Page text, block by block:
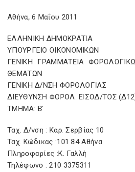
Αθήνα, 6 Μαΐου 2011
ΕΛΛΗΝΙΚΗ ΔΗΜΟΚΡΑΤΙΑ
ΥΠΟΥΡΓΕΙΟ ΟΙΚΟΝΟΜΙΚΩΝ
ΓΕΝΙΚΗ ΓΡΑΜΜΑΤΕΙΑ
ΘEMΑΤΩΝ
ΓΕΝΙΚΗ Δ/ΝΣΗ ΦΟΡΟΛΟΓΙΑΣ
ΔΙΕΥΘΥΝΣΗ ΦΟΡΟΛ. ΕΙΣΟΔ/ΤΟΣ
ΤΜΗΜΑ: Β'
Ταχ. Δ/νση : Καρ. Σερβίας 10
Ταχ. Κώδικας :101 84 Αθήνα
Πληροφορίες :Κ. Γαλλή
Τηλέφωνο : 210 3375311